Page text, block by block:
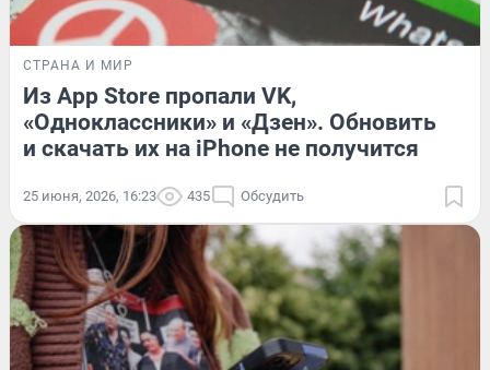
СТРАНА И МИР
Из App Store пропали VK,
«Одноклассники» и «Дзен». Обновить
и скачать их на iPhone не получится
25 июня, 2026, 16:23 435 Обсудить